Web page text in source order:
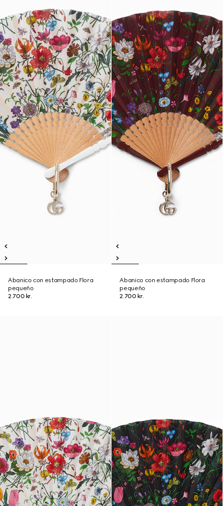
Abanico con estampado Flora
pequeño
2.700 kr.
Abanico con estampado Flora
pequeño
2.700 kr.